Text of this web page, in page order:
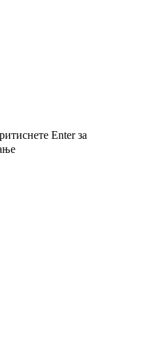
Enter за